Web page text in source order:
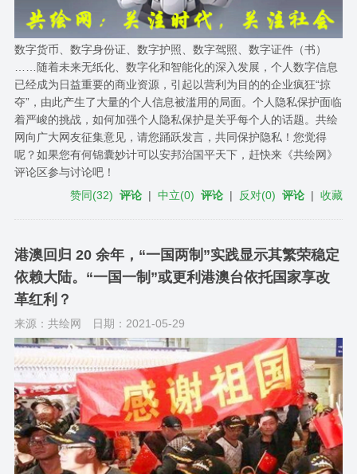
数字货币、数字身份证、数字护照、数字驾照、数字证件（书）
……随着未来无纸化、数字化和智能化的深入发展，个人数字信息
已经成为日益重要的商业资源，引起以营利为目的的企业疯狂“掠
夺”，由此产生了大量的个人信息被滥用的局面。个人隐私保护面临
着严峻的挑战，如何加强个人隐私保护是关乎每个人的话题。共绘
网向广大网友征集意见，请您踊跃发言，共同保护隐私！您觉得
呢？如果您有何锦囊妙计可以安邦治国平天下，赶快来《共绘网》
评论区参与讨论吧！
赞同(32) 评论 |中立(0) 评论 | 反对(0) 评论 |收藏
港澳回归 20 余年，“一国两制”实践显示其繁荣稳定
依赖大陆。“一国一制”或更利港澳台依托国家享改
革红利？
来源：共绘网 日期：2021-05-29